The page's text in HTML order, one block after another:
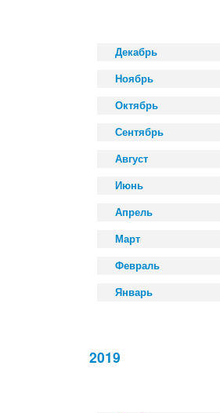
Декабрь
Ноябрь
Октябрь
Сентябрь
Август
Июнь
Апрель
Март
Февраль
Январь
2019